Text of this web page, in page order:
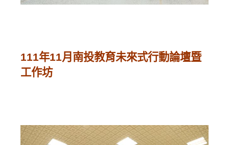
111年11月南投教育未來式行動論壇暨
工作坊